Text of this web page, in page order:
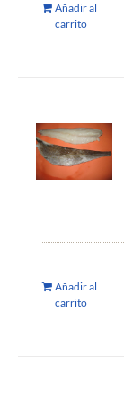
Añadir al
carrito
Añadir al
carrito